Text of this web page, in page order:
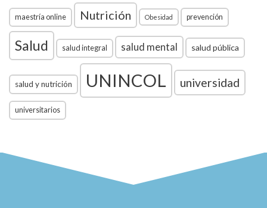
maestría online Nutrición Obesidad prevención
Salud salud integral salud mental salud pública
salud y nutrición UNINCOL universidad
universitarios